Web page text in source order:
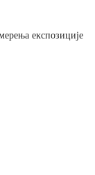
експозиције